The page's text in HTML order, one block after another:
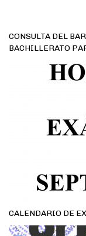
CONSULTA DEL
BACHILLERATO
CALENDARIO DE